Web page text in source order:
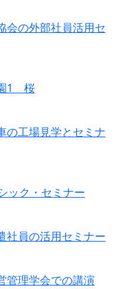
会の外部社員活用セ
1 桜
の工場見学とセミナ
ック・セミナー
社員の活用セミナー
管理学会での講演